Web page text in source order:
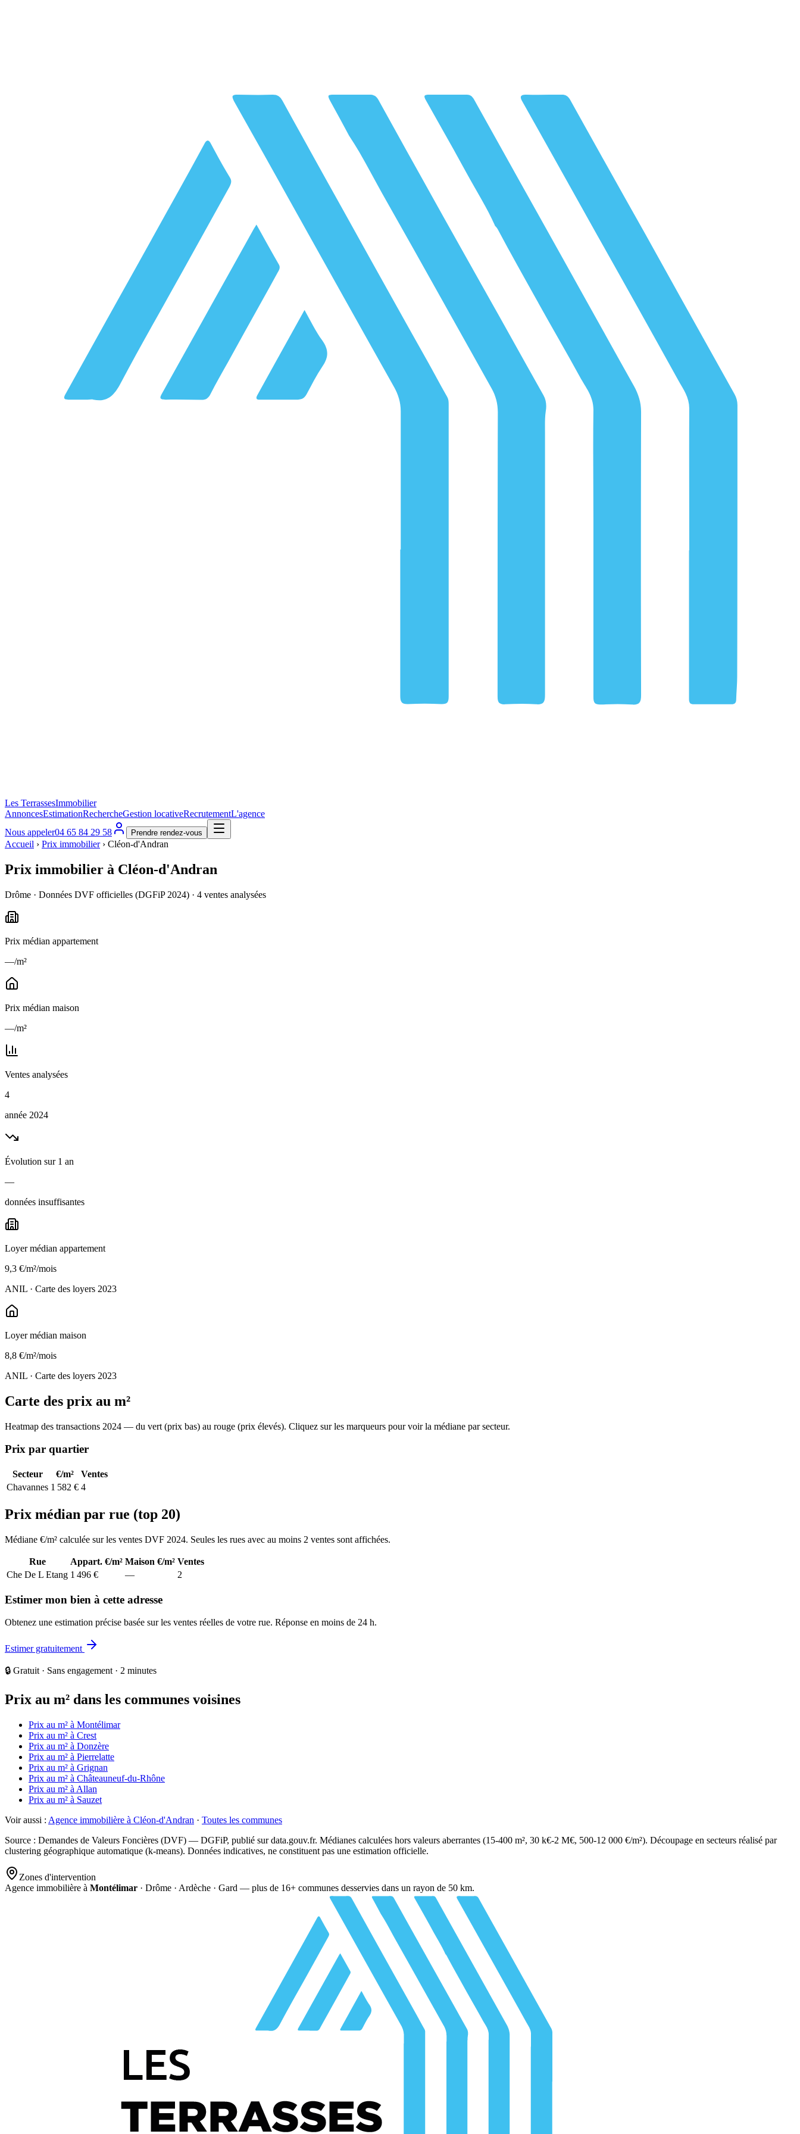
Les TerrassesImmobilier
AnnoncesEstimationRechercheGestion locativeRecrutementL'agence
Nous appeler04 65 84 29 58 Prendre rendez-vous
Accueil › Prix immobilier› Cléon-d'Andran
Prix immobilier à Cléon-d'Andran
Drôme · Données DVF officielles (DGFiP 2024) · 4 ventes analysées
Prix médian appartement
—/m²
Prix médian maison
—/m²
Ventes analysées
4
année 2024
Évolution sur 1 an
—
données insuffisantes
Loyer médian appartement
9,3 €/m²/mois
ANIL · Carte des loyers 2023
Loyer médian maison
8,8 €/m²/mois
ANIL · Carte des loyers 2023
Carte des prix au m²
Heatmap des transactions 2024 — du vert (prix bas) au rouge (prix élevés). Cliquez sur les marqueurs pour voir la médiane par secteur.
Prix par quartier
Secteur €/m²
Ventes
Chavannes 1 582 € 4
Prix médian par rue (top 20)
Médiane €/m² calculée sur les ventes DVF 2024. Seules les rues avec au moins 2 ventes sont affichées.
Rue Appart. €/m² Maison €/m² Ventes
Che De L Etang 1 496 € — 2
Estimer mon bien à cette adresse
Obtenez une estimation précise basée sur les ventes réelles de votre rue. Réponse en moins de 24 h.
Estimer gratuitement
🔒 Gratuit · Sans engagement · 2 minutes
Prix au m² dans les communes voisines
Prix au m² à Montélimar
Prix au m² à Crest
Prix au m² à Donzère
Prix au m² à Pierrelatte
Prix au m² à Grignan
Prix au m² à Châteauneuf-du-Rhône
Prix au m² à Allan
Prix au m² à Sauzet
Voir aussi : Agence immobilière à Cléon-d'Andran · Toutes les communes
Source : Demandes de Valeurs Foncières (DVF) — DGFiP, publié sur data.gouv.fr. Médianes calculées hors valeurs aberrantes (15-400 m², 30 k€-2 M€, 500-12 000 €/m²). Découpage en secteurs réalisé par
clustering géographique automatique (k-means). Données indicatives, ne constituent pas une estimation officielle.
Zones d'intervention
Agence immobilière à Montélimar · Drôme · Ardèche · Gard — plus de 16+ communes desservies dans un rayon de 50 km.